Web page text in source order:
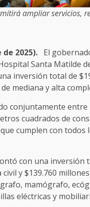
ampliar servicios,
2025). El
Santa Matilde
inversión total de
mediana y alta
conjuntamente entre
cuadrados de
cumplen con todos
con una inversión
y $139.760
mamógrafo,
eléctricas y